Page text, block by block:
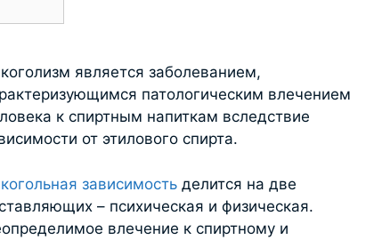
является заболеванием,
патологическим влечением
к спиртным напиткам вследствие
от этилового спирта.
зависимостьделится на две
– психическая и физическая.
влечение к спиртному и